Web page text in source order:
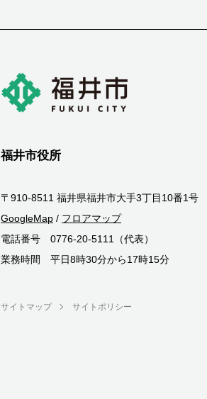
福井市役所
〒910-8511 福井県福井市大手3丁目10番1号
GoogleMap / フロアマップ
電話番号 0776-20-5111（代表）
業務時間 平日8時30分から17時15分
サイトマップ サイトポリシー